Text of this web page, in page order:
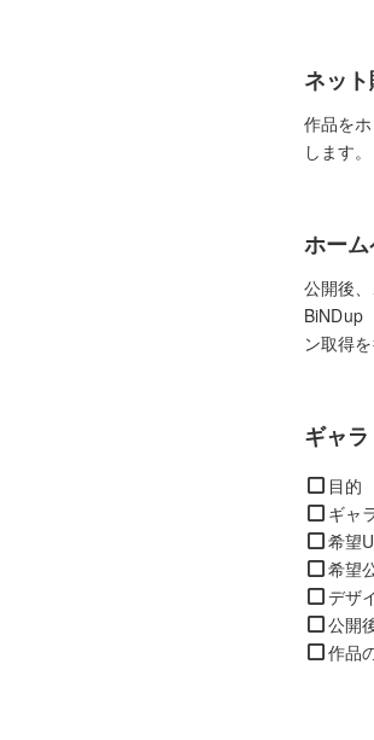
ネッ
作品を
します。
ホー
公開後
BiNDup
ン取得
ギャ
目的
ギャ
希望
希望
デザ
公開
作品